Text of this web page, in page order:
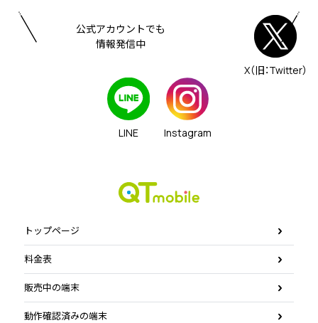
公式アカウントでも
情報発信中
X（旧：Twitter）
LINE Instagram
トップページ
料金表
販売中の端末
動作確認済みの端末